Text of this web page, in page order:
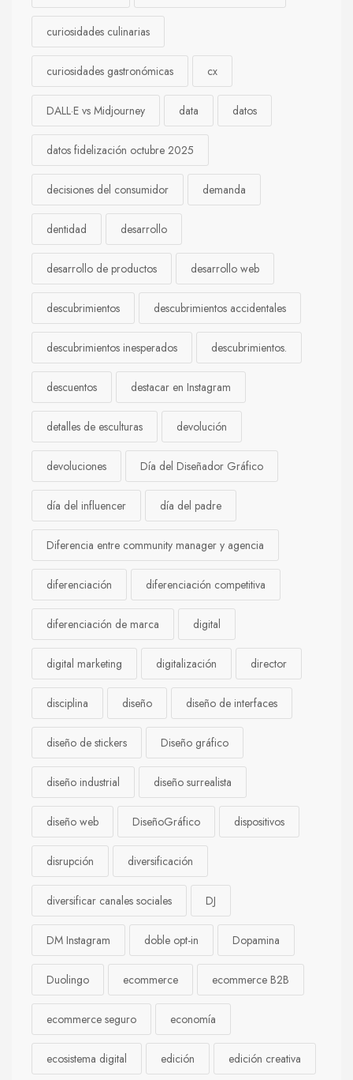
curiosidades culinarias
curiosidades gastronómicas cx
DALL·E vs Midjourney data datos
datos fidelización octubre 2025
decisiones del consumidor demanda
dentidad desarrollo
desarrollo de productos desarrollo web
descubrimientos descubrimientos accidentales
descubrimientos inesperados descubrimientos.
descuentos destacar en Instagram
detalles de esculturas devolución
devoluciones Día del Diseñador Gráfico
día del influencer día del padre
Diferencia entre community manager y agencia
diferenciación diferenciación competitiva
diferenciación de marca digital
digital marketing digitalización director
disciplina diseño diseño de interfaces
diseño de stickers Diseño gráfico
diseño industrial diseño surrealista
diseño web DiseñoGráfico dispositivos
disrupción diversificación
diversificar canales sociales DJ
DM Instagram doble opt-in Dopamina
Duolingo ecommerce ecommerce B2B
ecommerce seguro economía
ecosistema digital edición edición creativa